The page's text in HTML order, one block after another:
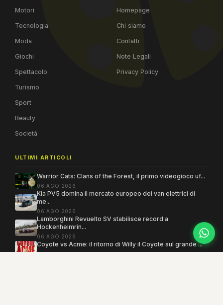
Motori
Tecnologia
Moda
Giochi
Spettacolo
Turismo
Sport
Beauty
Società
Homepage
Chi siamo
Contatti
Note Legali
Privacy Policy
ULTIMI ARTICOLI
Warrior Cats: Clans of the Forest, il primo videogioco uf...
06 AGO 2026
Kia PV5 domina il mercato europeo dei van elettrici di
me...
06 AGO 2026
Lamborghini Revuelto SV stabilisce record a
Hockenheimrin...
06 AGO 2026
Coyote vs Acme: il ritorno di Willy il Coyote sul grande ...
06 AGO 2026